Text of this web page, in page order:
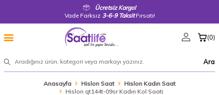
Ücretsiz Kargo!
Vade Farksız 3-6-9 TaksitFırsatı!
Ara
(0)
Anasayfa Hislon Saat
Hislon Kadın Saat
Hislon qt144t-09sr Kadın Kol Saati